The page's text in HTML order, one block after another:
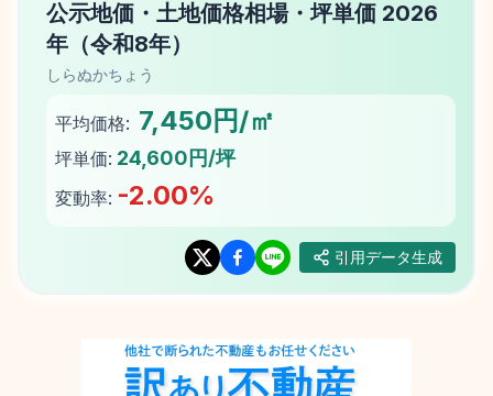
公示地価 ・土地価格相場・坪単価 2026
年（令和8年）
しらぬかちょう
平均価格: 7,450円/㎡
坪単価: 24,600円/坪
変動率: -2.00%
引用データ生成